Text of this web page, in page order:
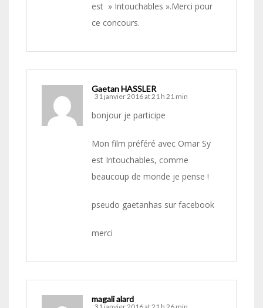
est » Intouchables ».Merci pour
ce concours.
Gaetan HASSLER
31 janvier 2016 at 21 h 21 min
bonjour je participe
Mon film préféré avec Omar Sy
est Intouchables, comme
beaucoup de monde je pense !
pseudo gaetanhas sur facebook
merci
magali alard